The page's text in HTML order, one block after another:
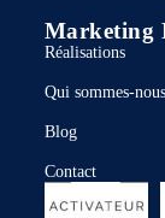
Marketing
Réalisations
Qui sommes-
Blog
Contact